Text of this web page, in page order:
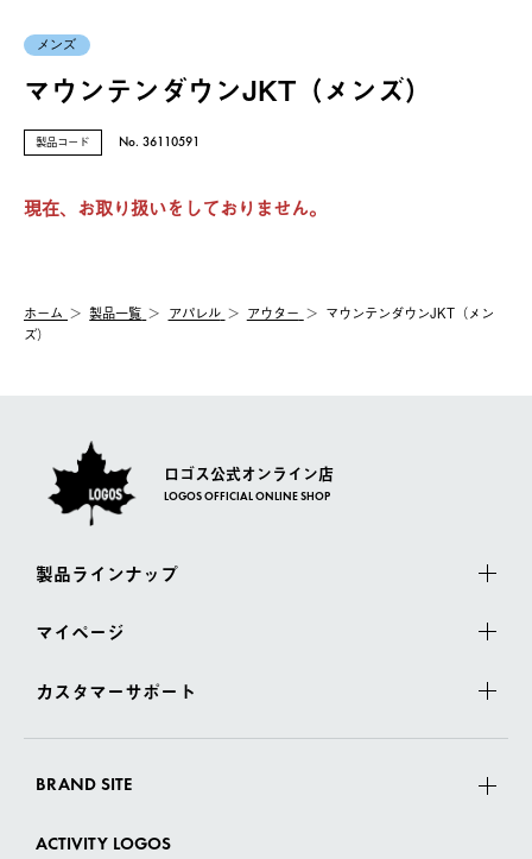
メンズ
マウンテンダウンJKT（メンズ）
製品コード No. 36110591
現在、お取り扱いをしておりません。
ホーム 製品⼀覧 アパレル アウター
マウンテンダウンJKT（メン
ズ）
ロゴス公式オンライン店
LOGOS OFFICIAL ONLINE SHOP
製品ラインナップ
マイページ
カスタマーサポート
BRAND SITE
ACTIVITY LOGOS